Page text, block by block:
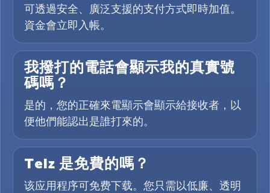
可透過安全、廣泛支援的支付方式即時加值。
資金會立即入帳。
我撥打的電話會顯示我的真實號
碼嗎？
是的，您的正確來電顯示會顯示給接收者，以
便他們能認出是誰打來的。
Telz 是免費的嗎？
该应用程序可免费下载。您只需以低廉、透明